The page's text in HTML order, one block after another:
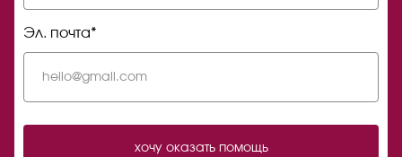
Эл. почта*
хочу оказать помощь